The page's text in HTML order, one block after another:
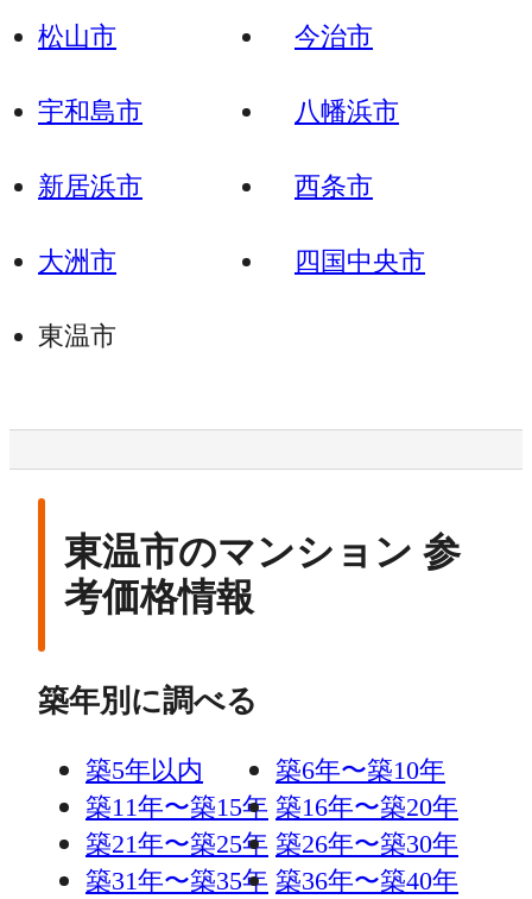
松山市 今治市
宇和島市 八幡浜市
新居浜市 西条市
大洲市 四国中央市
東温市
東温市のマンション 参
考価格情報
築年別に調べる
築5年以内
築6年〜築10年
築11年〜築15年 築16年〜築20年
築21年〜築25年 築26年〜築30年
築31年〜築35年 築36年〜築40年